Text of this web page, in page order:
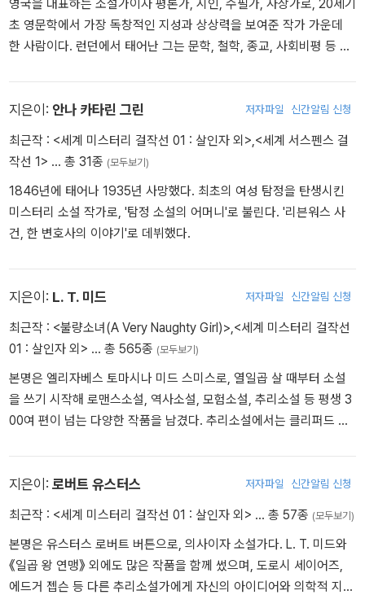
(1927), <피의 수확>(1929), <데인 가의 저주>(1929), <몰타의 매
>(1930), <유리 열쇠>(1931), <여윈 남자>(1934) 등과 '이 작은 돼
지'(1934) 등의 단편소설이 있다.
입되었다가 다리에 중상을 입고 귀국했다. 휴전 후 캐나다 [토론토 스
타]의 특파원이 되어 유럽 각지를 돌며 그리스-터키 전쟁을 보도하기
도 했다. 1921년, 해외 특파원으로 건너간 파리에서 스콧 피츠제럴
『세 편의 단편과 열 편의 시(詩)』를 시작으로 『우리들의 시대에』, 『봄
의 분류(奔流)』, 『태양은 다시 떠오른다』를 발표했다. 방황하는 젊은
이들의 삶을 그린 『태양은 다시 떠오른다』 소설로 베스트셀러 반열에
하는 ‘피츠제럴드’와 ‘포그너’와 함께 3대 작가로 성장하였다. 그의 첫
소설 『해는 또다시 떠오른다』를 1926년에 발표했는데, 헤밍웨이의
대다수 작품은 1920년대 중반부터 1950년대 중반 사이에 발표되었
년 『킬리만자로의 눈』, 스페인 내전을 배경으로 한 『누구를 위하여 종
을 울리나』(1940)는 출판되자마자 수십만 부가 넘는 판매고를 올린
다. 이후 10년 만에 소설 한 편을 발표하지만, 주목을 받지 못하다가 1
여 큰 찬사를 받았으며, 퓰리처상과 노벨문학상을 수상한다. 그러나
이 해에 두 번의 비행기 사고를 당하는데, 말년에 사고의 후유증으로
인해 우울증에 시달리고, 집필 활동도 막히기 시작했다. 하지만 행동
겼고, 1961년 여름, 헤밍웨이는 신경쇠약과 우울증에 시달리다 1961
년 케첨의 자택에서 엽총 자살로 생을 마감했다. 대표작으로는 1929
년 『무기여 잘 있거라』, 1940년 『누구를 위하여 종은 울리나』, 1952
년 『노인과 바다』 등이 있다.
영국을 대표하는 소설가이자 평론가, 시인, 수필가, 사상가로, 20세기
초 영문학에서 가장 독창적인 지성과 상상력을 보여준 작가 가운데
한 사람이다. 런던에서 태어난 그는 문학, 철학, 종교, 사회비평 등 폭
며, 복잡한 시대적 문제를 명쾌하면서도 인상적인 방식으로 풀어내는
학의 정수를 보여주는 작품으로, 추리와 스릴러의 외피 속에 철학적·
종교적 질문을 담아낸 독창적인 걸작으로 평가받는다. 그는 장르문학
과 순문학, 사상과 오락의 경계를 자유롭게 넘나들며, 오늘날까지도
전 세계 독자와 작가들에게 깊은 영향을 미치고 있다.
지은이: 안나 카타린 그린 저자파일 신간알림 신청
최근작 : <세계 미스터리 걸작선 01 : 살인자 외> <세계 서스펜스 걸
작선 1> … 총 31종 (모두보기)
1846년에 태어나 1935년 사망했다. 최초의 여성 탐정을 탄생시킨
미스터리 소설 작가로, '탐정 소설의 어머니'로 불린다. '리븐워스 사
건, 한 변호사의 이야기'로 데뷔했다.
지은이: L. T. 미드 저자파일 신간알림 신청
최근작 : <불량소녀(A Very Naughty Girl)> <세계 미스터리 걸작선
01 : 살인자 외> … 총 565종 (모두보기)
본명은 엘리자베스 토마시나 미드 스미스로, 열일곱 살 때부터 소설
을 쓰기 시작해 로맨스소설, 역사소설, 모험소설, 추리소설 등 평생 3
00여 편이 넘는 다양한 작품을 남겼다. 추리소설에서는 클리퍼드 핼
지은이: 로버트 유스터스 저자파일 신간알림 신청
최근작 : <세계 미스터리 걸작선 01 : 살인자 외> … 총 57종 (모두보기)
본명은 유스터스 로버트 버튼으로, 의사이자 소설가다. L. T. 미드와
《일곱 왕 연맹》 외에도 많은 작품을 함께 썼으며, 도로시 세이어즈,
에드거 젭슨 등 다른 추리소설가에게 자신의 아이디어와 의학적 지식